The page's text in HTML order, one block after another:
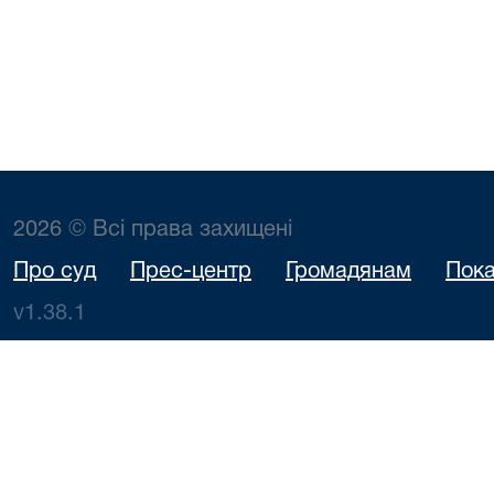
2026 © Всі права захищені
Про суд Прес-центр Громадянам
v1.38.1